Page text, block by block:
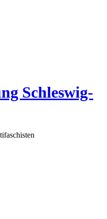
Schleswig-